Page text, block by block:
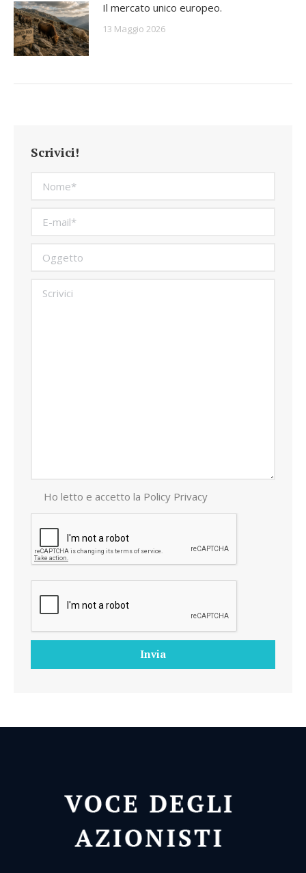
Il mercato unico europeo.
13 Maggio 2026
Scrivici!
Ho letto e accetto la Policy Privacy